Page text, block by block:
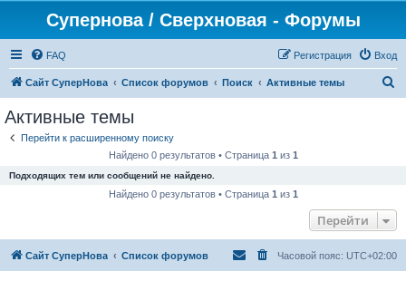
Супернова / Сверхновая - Форумы
FAQ Вход
Регистрация
Сайт СуперНова Список форумов Поиск Активные темы
Активные темы
Перейти к расширенному поиску
Найдено 0 результатов • Страница 1 из 1
Подходящих тем или сообщений не найдено.
Найдено 0 результатов • Страница 1 из 1
Перейти
Сайт СуперНова Список форумов Часовой пояс: UTC+02:00